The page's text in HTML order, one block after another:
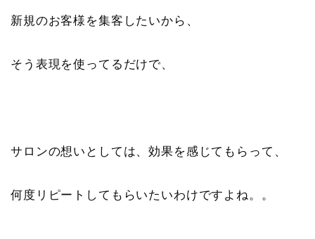
新規のお客様を集客したいから、
そう表現を使ってるだけで、
サロンの想いとしては、効果を感じてもらって、
何度リピートしてもらいたいわけですよね。。